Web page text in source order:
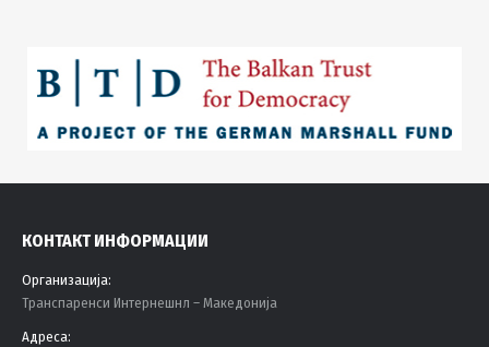
КОНТАКТ ИНФОРМАЦИИ
Организација:
Tранспаренси Интернешнл – Македонија
Адреса: